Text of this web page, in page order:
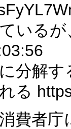
いる
に分解
る
費者